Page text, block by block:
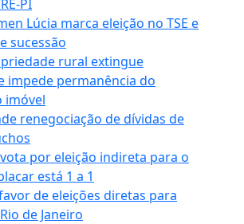
PI
Lúcia marca eleição no TSE e
sucessão
rural extingue
impede permanência do
imóvel
renegociação de dívidas de
por eleição indireta para o
está 1 a 1
de eleições diretas para
de Janeiro